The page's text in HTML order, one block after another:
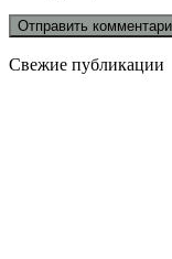
Свежие публикации